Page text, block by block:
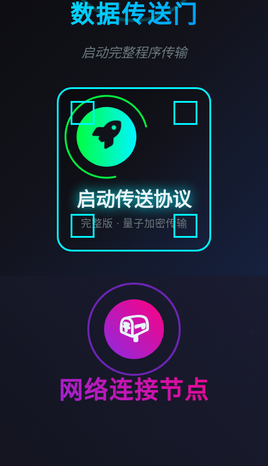
数据传送门
启动完整程序传输
启动传送协议
完整版 · 量子加密传输
📪
网络连接节点